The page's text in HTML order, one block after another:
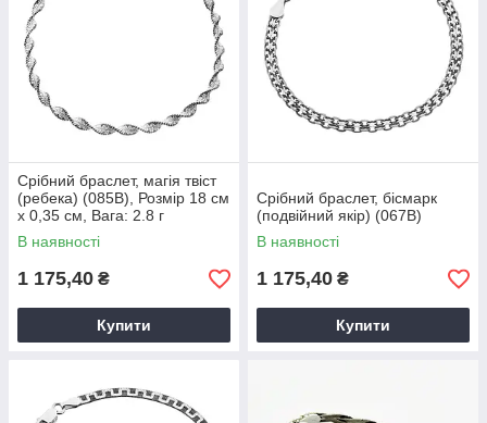
Срібний браслет, магія твіст
(ребека) (085В), Розмір 18 см
x 0,35 см, Вага: 2.8 г
В наявності
1 175,40 ₴
Купити
Срібний браслет, бісмарк
(подвійний якір) (067В)
В наявності
1 175,40 ₴
Купити